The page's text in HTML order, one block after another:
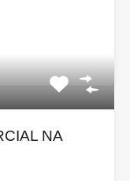
NA